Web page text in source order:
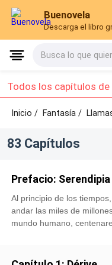
Buenovela
Descarga el libro
Busca lo que
Inicio / Fantasía/
83 Capítulos
Prefacio: Serendipia
Al principio de los
andar las miles de
mundo humano,
por el impacto, y se
permanentes, y se